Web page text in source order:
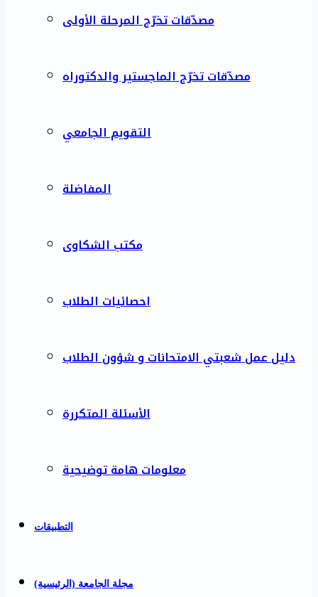
مصدّقات تخرّج المرحلة الأولى
مصدّقات تخرّج الماجستير والدكتوراه
التقويم الجامعي
المفاضلة
مكتب الشكاوى
احصائيات الطلاب
دليل عمل شعبتي الامتحانات و شؤون الطلاب
الأسئلة المتكررة
معلومات هامة توضيحية
التطبيقات
مجلة الجامعة (الرئيسية)